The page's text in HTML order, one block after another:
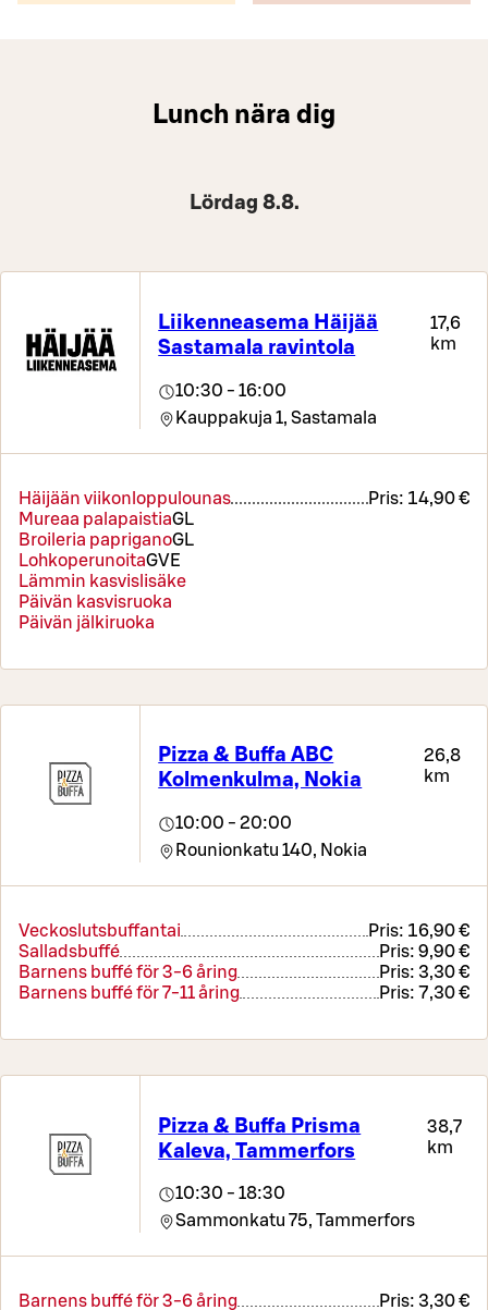
Lunch nära dig
Lördag 8.8.
Liikenneasema Häijää
Sastamala ravintola
17,6
km
10:30 - 16:00
Kauppakuja 1, Sastamala
Häijään viikonloppulounas Pris: 14,90 €
Mureaa palapaistiaGL
Broileria papriganoGL
LohkoperunoitaGVE
Lämmin kasvislisäke
Päivän kasvisruoka
Päivän jälkiruoka
Pizza & Buffa ABC
Kolmenkulma, Nokia
26,8
km
10:00 - 20:00
Rounionkatu 140, Nokia
Veckoslutsbuffantai Pris: 16,90 €
Salladsbuffé
Pris: 9,90 €
Barnens buffé för 3-6 åring
Pris: 3,30 €
Barnens buffé för 7-11 åring
Pris: 7,30 €
Pizza & Buffa Prisma
Kaleva, Tammerfors
38,7
km
10:30 - 18:30
Sammonkatu 75, Tammerfors
Barnens buffé för 3-6 åring Pris: 3,30 €